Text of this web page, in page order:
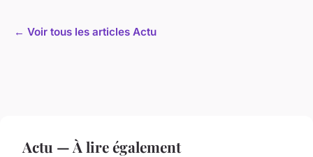
← Voir tous les articles Actu
Actu — À lire également